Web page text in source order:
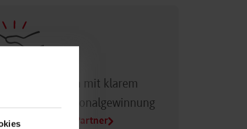
Partner sein mit klarem
bei der Personalgewinnung
Infos für Duale Partner